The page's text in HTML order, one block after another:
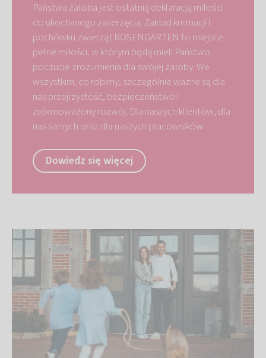
Państwa żałoba jest ostatnią deklaracją miłości
do ukochanego zwierzęcia. Zakład kremacji i
pochówku zwierząt ROSENGARTEN to miejsce
pełne miłości, w którym będą mieli Państwo
poczucie zrozumienia dla swojej żałoby. We
wszystkim, co robimy, szczególnie ważne są dla
nas przejrzystość, bezpieczeństwo i
zrównoważony rozwój. Dla naszych klientów, dla
nas samych oraz dla naszych pracowników.
Dowiedz się więcej